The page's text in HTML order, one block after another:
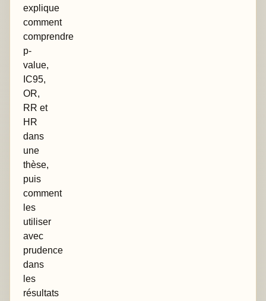
explique
comment
comprendre
p-
value,
IC95,
OR,
RR et
HR
dans
une
thèse,
puis
comment
les
utiliser
avec
prudence
dans
les
résultats